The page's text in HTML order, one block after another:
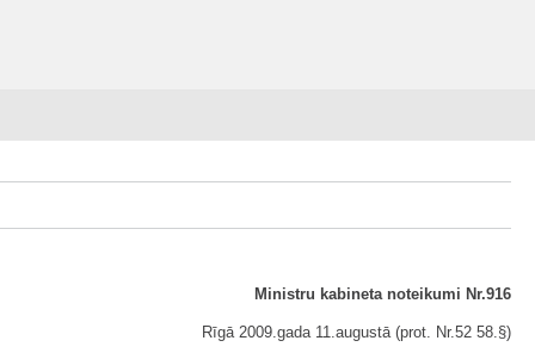
Ministru kabineta noteikumi Nr.916
Rīgā 2009.gada 11.augustā (prot. Nr.52 58.§)